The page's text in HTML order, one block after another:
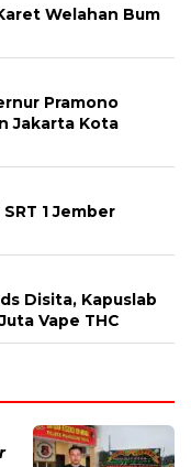
Welahan Bum
Pramono
Jakarta Kota
1 Jember
Disita, Kapuslab
Vape THC